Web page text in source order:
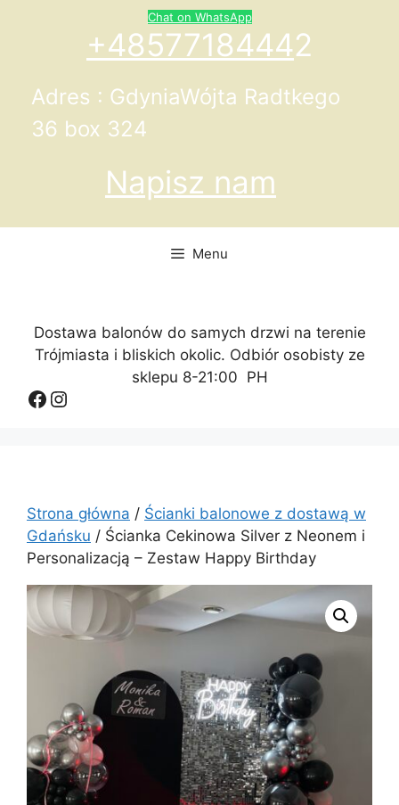
Chat on WhatsApp
+48577184442
Adres : GdyniaWójta Radtkego
36 box 324
Napisz nam
Menu
Dostawa balonów do samych drzwi na terenie
Trójmiasta i bliskich okolic. Odbiór osobisty ze
sklepu 8-21:00 PH
Facebook
Instagram
Strona główna / Ścianki balonowe z dostawą w
Gdańsku / Ścianka Cekinowa Silver z Neonem i
Personalizacją – Zestaw Happy Birthday